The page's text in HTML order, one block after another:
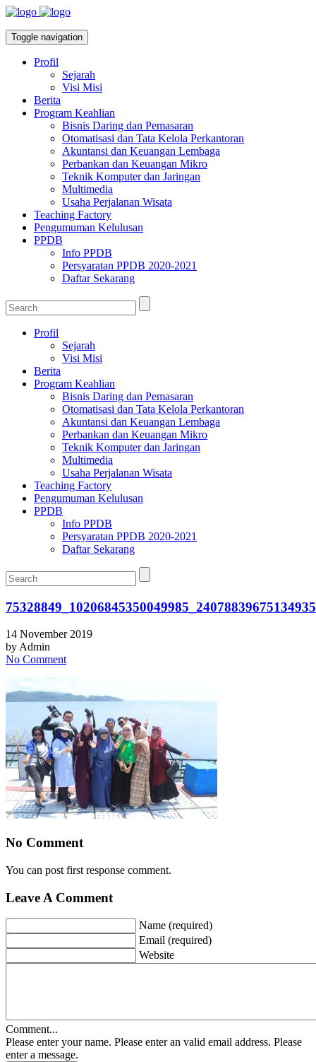
Toggle navigation
Profil
Sejarah
Visi Misi
Berita
Program Keahlian
Bisnis Daring dan Pemasaran
Otomatisasi dan Tata Kelola Perkantoran
Akuntansi dan Keuangan Lembaga
Perbankan dan Keuangan Mikro
Teknik Komputer dan Jaringan
Multimedia
Usaha Perjalanan Wisata
Teaching Factory
Pengumuman Kelulusan
PPDB
Info PPDB
Persyaratan PPDB 2020-2021
Daftar Sekarang
Profil
Sejarah
Visi Misi
Berita
Program Keahlian
Bisnis Daring dan Pemasaran
Otomatisasi dan Tata Kelola Perkantoran
Akuntansi dan Keuangan Lembaga
Perbankan dan Keuangan Mikro
Teknik Komputer dan Jaringan
Multimedia
Usaha Perjalanan Wisata
Teaching Factory
Pengumuman Kelulusan
PPDB
Info PPDB
Persyaratan PPDB 2020-2021
Daftar Sekarang
14 November 2019
byAdmin
No Comment
No Comment
You can post first response comment.
Leave A Comment
Name (required)
Email (required)
Website
Comment...
Please enter your name. Please enter an valid email address. Please
enter a message.